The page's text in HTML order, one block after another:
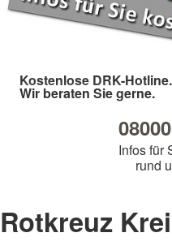
Kostenlose DRK-Hotline.
Wir beraten Sie gerne.
08000
Infos für
rund
Rotkreuz